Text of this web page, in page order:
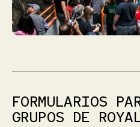
FORMULARIOS
GRUPOS DE